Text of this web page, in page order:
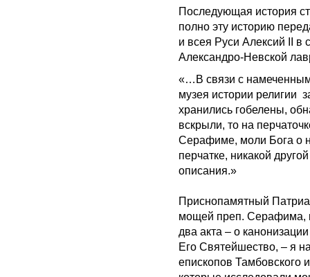
Последующая история
полно эту историю
и всея Руси Алексий II в
Александро-Невской
«…В связи с намеченным
музея истории религии
хранились гобелены,
вскрыли, то на
Серафиме, моли Бога о
перчатке, никакой
описания.»
Приснопамятный
мощей преп. Серафима,
два акта – о
Его Святейшество, – я
епископов Тамбовского